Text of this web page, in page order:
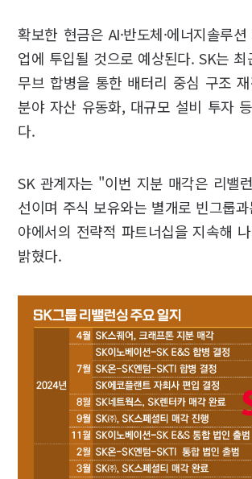
확보한 현금은 AI·반도체·에너지솔루
업에 투입될 것으로 예상된다. SK는 최
무브 합병을 통한 배터리 중심 구조 재
분야 자산 유동화, 대규모 설비 투자
다.
SK 관계자는 "이번 지분 매각은 리밸
선이며 주식 보유와는 별개로 빈그룹
야에서의 전략적 파트너십을 지속해
밝혔다.